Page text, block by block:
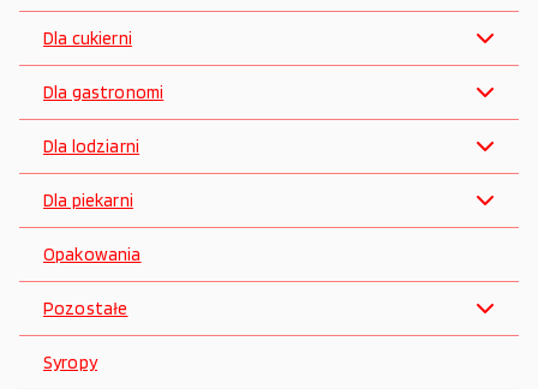
Dla cukierni
Dla gastronomi
Dla lodziarni
Dla piekarni
Opakowania
Pozostałe
Syropy